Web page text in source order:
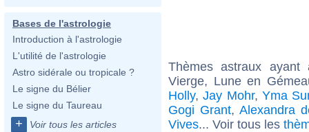
Bases de l'astrologie
Introduction à l'astrologie
L'utilité de l'astrologie
Astro sidérale ou tropicale ?
Le signe du Bélier
Le signe du Taureau
+ Voir tous les articles
Thèmes astraux
Vierge, Lune en
Holly,Jay Mohr, Yma
Gogi Grant, Alexandra
Vives... Voir tous les